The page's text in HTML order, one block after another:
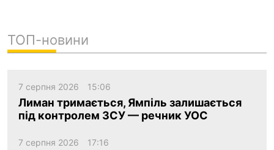
ТОП-новини
7 серпня 2026 15:06
Лиман тримається, Ямпіль залишається
під контролем ЗСУ — речник УОС
7 серпня 2026 17:16